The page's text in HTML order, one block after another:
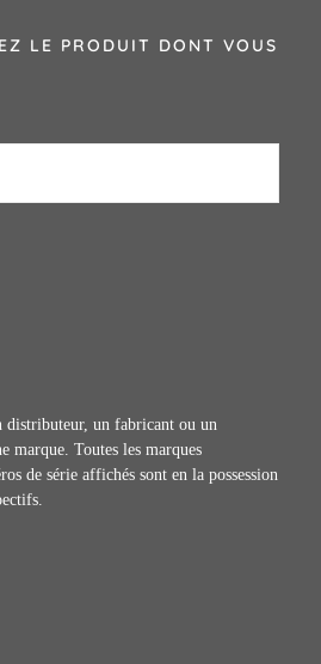
LE PRODUIT DONT VOUS
distributeur, un fabricant ou un
marque. Toutes les marques
de série affichés sont en la possession